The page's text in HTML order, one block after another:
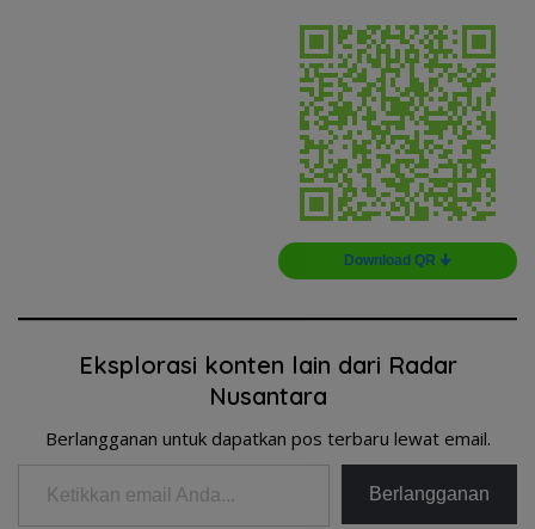
Download QR 🠋
Eksplorasi konten lain dari Radar
Nusantara
Berlangganan untuk dapatkan pos terbaru lewat email.
Ketikkan email Anda...
Berlangganan